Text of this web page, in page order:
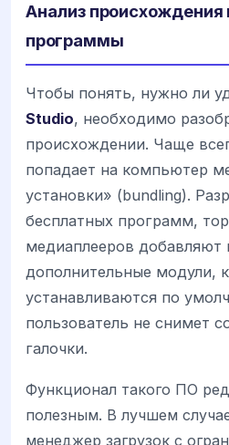
Анализ происхождения
программы
Чтобы понять, нужно ли
Studio, необходимо
происхождении. Чаще
попадает на компьютер
установки» (bundling).
бесплатных программ,
медиаплееров добавляют
дополнительные модули,
устанавливаются по
пользователь не снимет
галочки.
Функционал такого ПО
полезным. В лучшем
менеджер загрузок с